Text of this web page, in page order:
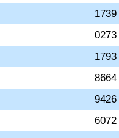
1739
0273
1793
8664
9426
6072